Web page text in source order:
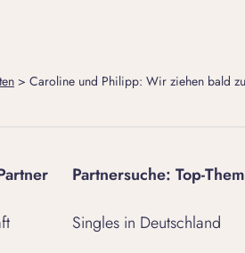
> Caroline und Philipp: Wir ziehen bald
Partnersuche: Top-
Singles in Deutschland